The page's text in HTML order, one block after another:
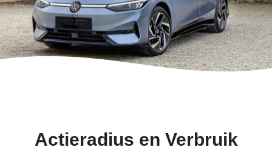
Actieradius en Verbruik